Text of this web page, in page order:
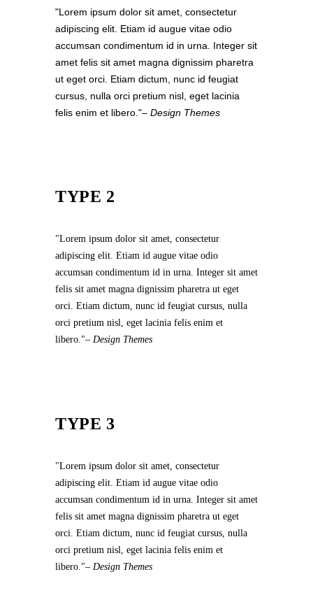
Lorem ipsum dolor sit amet, consectetur
adipiscing elit. Etiam id augue vitae odio
accumsan condimentum id in urna. Integer sit
amet felis sit amet magna dignissim pharetra
ut eget orci. Etiam dictum, nunc id feugiat
cursus, nulla orci pretium nisl, eget lacinia
felis enim et libero. – Design Themes
TYPE 2
Lorem ipsum dolor sit amet, consectetur
adipiscing elit. Etiam id augue vitae odio
accumsan condimentum id in urna. Integer sit amet
felis sit amet magna dignissim pharetra ut eget
orci. Etiam dictum, nunc id feugiat cursus, nulla
orci pretium nisl, eget lacinia felis enim et
libero. – Design Themes
TYPE 3
Lorem ipsum dolor sit amet, consectetur
adipiscing elit. Etiam id augue vitae odio
accumsan condimentum id in urna. Integer sit amet
felis sit amet magna dignissim pharetra ut eget
orci. Etiam dictum, nunc id feugiat cursus, nulla
orci pretium nisl, eget lacinia felis enim et
libero. – Design Themes